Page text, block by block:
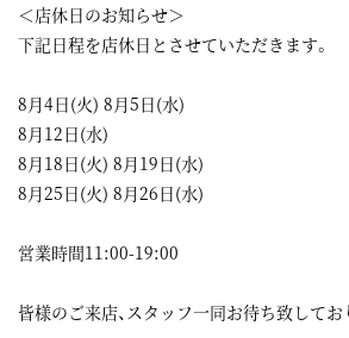
＜店休日のお知らせ＞
下記日程を店休日とさせていただきます。
8月4日(火) 8月5日(水)
8月12日(水)
8月18日(火) 8月19日(水)
8月25日(火) 8月26日(水)
営業時間11:00-19:00
皆様のご来店、スタッフ一同お待ち致してお